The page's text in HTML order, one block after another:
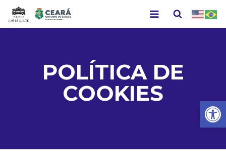
POLÍTICA DE
COOKIES